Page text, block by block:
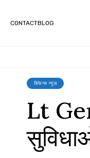
CONTACTBLOG
डिफेन्स न्यूज़
Lt